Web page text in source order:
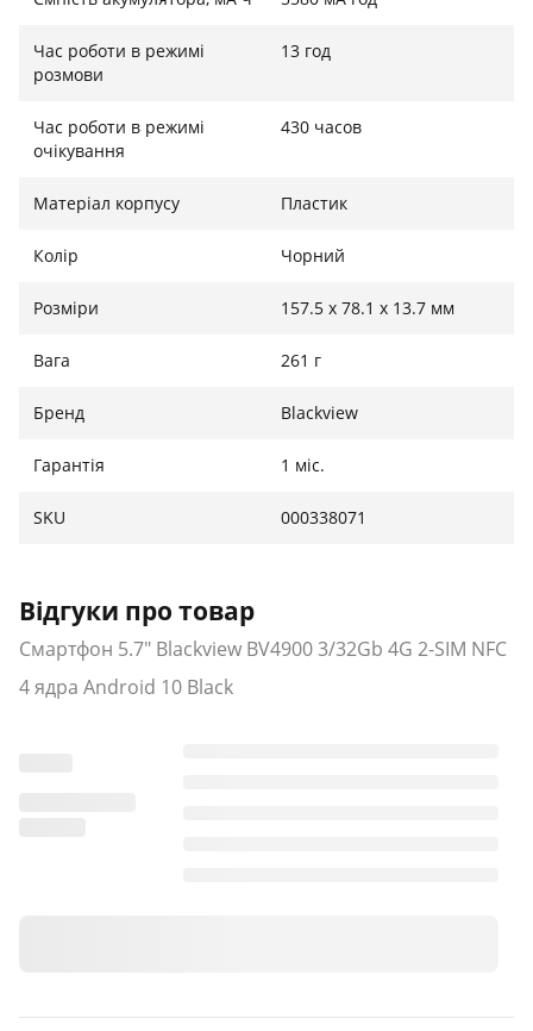
Час роботи в режимі
розмови
13 год
Час роботи в режимі
очікування
430 часов
Матеріал корпусу Пластик
Колір Чорний
Розміри 157.5 x 78.1 x 13.7 мм
Вага 261 г
Бренд Blackview
Гарантія 1 міс.
SKU 000338071
Відгуки про товар
Смартфон 5.7" Blackview BV4900 3/32Gb 4G 2-SIM NFC
4 ядра Android 10 Black